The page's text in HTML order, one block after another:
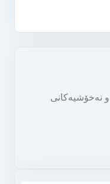
نەخۆشیەکانی